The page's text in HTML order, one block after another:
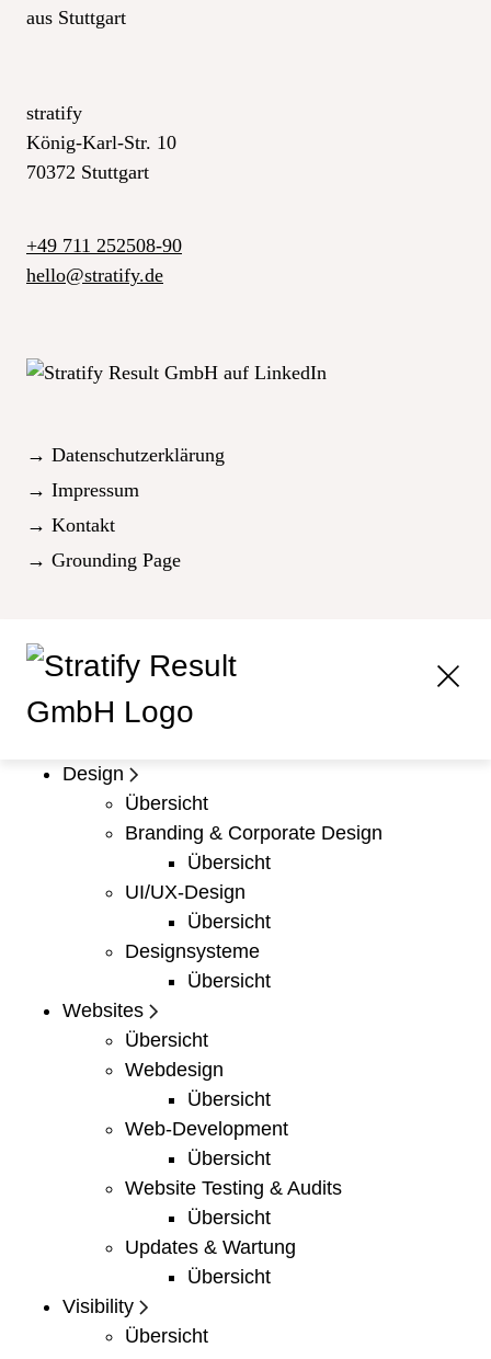
aus Stuttgart
stratify
König-Karl-Str. 10
70372 Stuttgart
+49 711 252508-90
hello
_at_
stratify.de
→ Datenschutzerklärung
→ Impressum
→ Kontakt
→ Grounding Page
Design
Übersicht
Branding & Corporate Design
Übersicht
UI/UX-Design
Übersicht
Designsysteme
Übersicht
Websites
Übersicht
Webdesign
Übersicht
Web-Development
Übersicht
Website Testing & Audits
Übersicht
Updates & Wartung
Übersicht
Visibility
Übersicht